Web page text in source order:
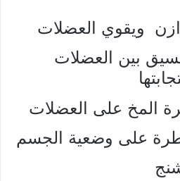
ويقوي العضلات
بين العضلات
المخ على العضلات
على وضعية الجسم